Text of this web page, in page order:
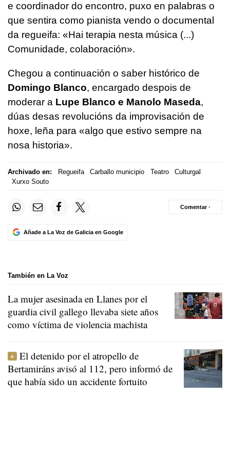
e coordinador do encontro, puxo en palabras o
que sentira como pianista vendo o documental
da regueifa: «Hai terapia nesta música (...)
Comunidade, colaboración».
Chegou a continuación o saber histórico de
Domingo Blanco, encargado despois de
moderar a Lupe Blanco e Manolo Maseda,
dúas desas revolucións da improvisación de
hoxe, leña para «algo que estivo sempre na
nosa historia».
Archivado en: Regueifa Carballo municipio Teatro
Culturgal
Xurxo Souto
Añade a La Voz de Galicia en Google
Comentar ·
También en La Voz
La mujer asesinada en Llanes por el
guardia civil gallego llevaba siete años
como víctima de violencia machista
El detenido por el atropello de
Bertamiráns avisó al 112, pero informó de
que había sido un accidente fortuito